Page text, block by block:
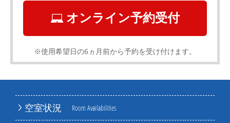
空室状況 Room Availabilities
オンライン予約受付
※使用希望日の6ヵ月前から予約を受け付けます。